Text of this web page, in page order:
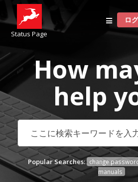
Status Page
ロ
How
help
Popular Searches: change
manuals